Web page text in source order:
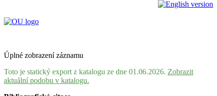
Úplné zobrazení záznamu
Toto je statický export z katalogu ze dne 01.06.2026. Zobrazit
aktuální podobu v katalogu.